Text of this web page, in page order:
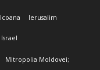
Icoana Ierusalim
Israel
Mitropolia Moldovei;